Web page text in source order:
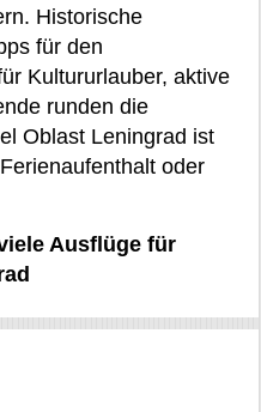
Historische
für den
Kultururlauber, aktive
runden die
Oblast Leningrad ist
oder
Ausflüge für